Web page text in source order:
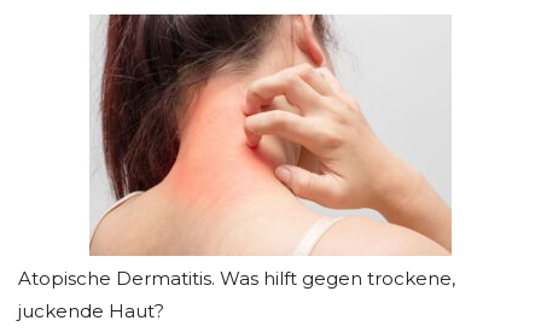
Atopische Dermatitis. Was hilft gegen trockene,
juckende Haut?